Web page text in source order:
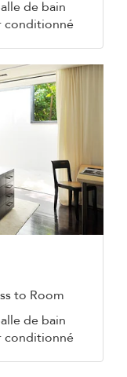
de bain
conditionné
to Room
de bain
conditionné